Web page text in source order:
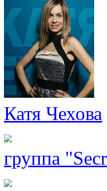
Катя Чехова
группа